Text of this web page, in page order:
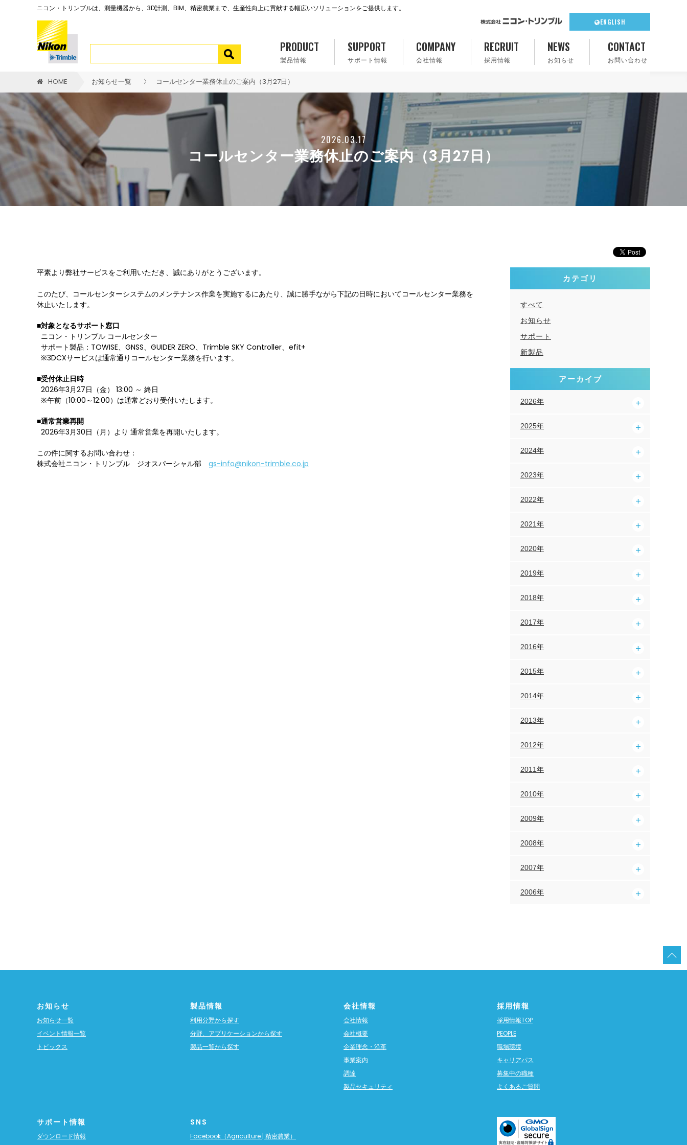
ニコン・トリンブルは、測量機器から、3D計測、BIM、精密農業まで、生産性向上に貢献する幅広いソリューションをご提供します。
ENGLISH
PRODUCT
製品情報
SUPPORT
サポート情報
COMPANY
会社情報
RECRUIT
採用情報
NEWS
お知らせ
CONTACT
お問い合わせ
HOME お知らせ一覧 コールセンター業務休止のご案内（3月27日）
2026.03.17
コールセンター業務休止のご案内（3月27日）
平素より弊社サービスをご利用いただき、誠にありがとうございます。
このたび、コールセンターシステムのメンテナンス作業を実施するにあたり、誠に勝手ながら下記の日時においてコールセンター業務を
休止いたします。
■対象となるサポート窓口
ニコン・トリンブル コールセンター
サポート製品：TOWISE、GNSS、GUIDER ZERO、Trimble SKY Controller、efit+
※3DCXサービスは通常通りコールセンター業務を行います。
■受付休止日時
2026年3月27日（金） 13:00 ～ 終日
※午前（10:00～12:00）は通常どおり受付いたします。
■通常営業再開
2026年3月30日（月）より 通常営業を再開いたします。
この件に関するお問い合わせ：
株式会社ニコン・トリンブル ジオスパーシャル部 gs-info@nikon-trimble.co.jp
カテゴリ
すべて
お知らせ
サポート
新製品
アーカイブ
2026年
2025年
2024年
2023年
2022年
2021年
2020年
2019年
2018年
2017年
2016年
2015年
2014年
2013年
2012年
2011年
2010年
2009年
2008年
2007年
2006年
お知らせ
お知らせ一覧
イベント情報一覧
トピックス
製品情報
利用分野から探す
分野、アプリケーションから探す
製品一覧から探す
会社情報
会社情報
会社概要
企業理念・沿革
事業案内
調達
製品セキュリティ
採用情報
採用情報TOP
PEOPLE
職場環境
キャリアパス
募集中の職種
よくあるご質問
サポート情報
ダウンロード情報
SNS
Facebook（Agriculture | 精密農業）